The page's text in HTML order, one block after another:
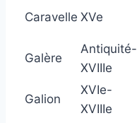
Caravelle XVe
Galère
Antiquité-
XVIIIe
Galion
XVIe-
XVIIIe